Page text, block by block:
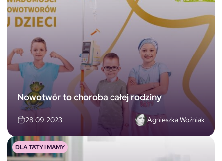
Nowotwór to choroba całej rodziny
28.09.2023 Agnieszka Woźniak
DLA TATY I MAMY